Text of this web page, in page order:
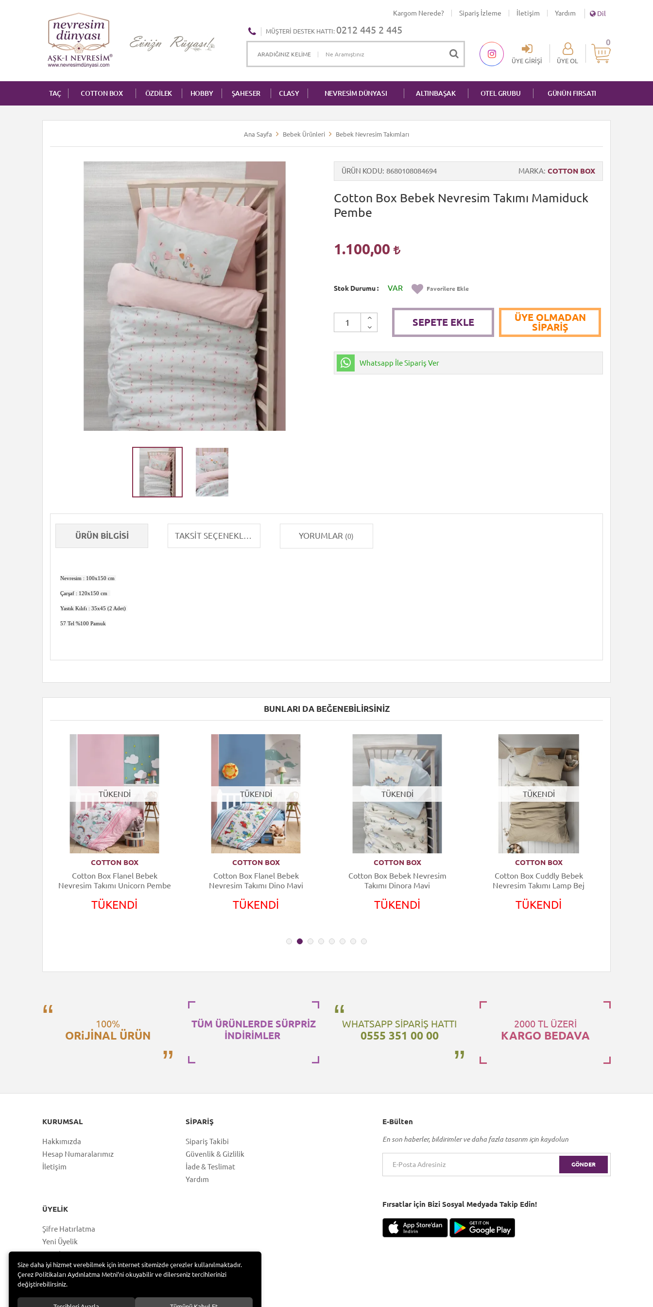
Kargom Nerede? Sipariş İzleme İletişim Yardım Dil
0
ÜYE GIRIŞI ÜYE OL
MÜŞTERI DESTEK HATTI: 0212 445 2 445
TAÇ COTTON BOX ÖZDİLEK HOBBY ŞAHESER CLASY NEVRESİM DÜNYASI ALTINBAŞAK OTEL GRUBU GÜNÜN FIRSATI
Ana Sayfa Bebek Ürünleri Bebek Nevresim Takımları
ÜRÜN KODU 8680108084694 MARKA COTTON BOX
Cotton Box Bebek Nevresim Takımı Mamiduck
Pembe
1.100,00
Stok Durumu VAR Favorilere Ekle
SEPETE EKLE
ÜYE OLMADAN
SIPARIŞ
Whatsapp İle Sipariş Ver
ÜRÜN BILGISI TAKSIT SEÇENEKLERI YORUMLAR (0)
Nevresim : 100x150 cm
Çarşaf : 120x150 cm
Yastık Kılıfı : 35x45 (2 Adet)
57 Tel %100 Pamuk
BUNLARI DA BEĞENEBILIRSINIZ
TÜKENDİ
COTTON BOX
Cotton Box Flanel Bebek
Nevresim Takımı Unicorn Pembe
TÜKENDİ
TÜKENDİ
COTTON BOX
Cotton Box Flanel Bebek
Nevresim Takımı Dino Mavi
TÜKENDİ
TÜKENDİ
COTTON BOX
Cotton Box Bebek Nevresim
Takımı Dinora Mavi
TÜKENDİ
TÜKENDİ
COTTON BOX
Cotton Box Cuddly Bebek
Nevresim Takımı Lamp Bej
TÜKENDİ
100%
ORiJİNAL ÜRÜN
TÜM ÜRÜNLERDE SÜRPRİZ
İNDİRİMLER
WHATSAPP SİPARİŞ HATTI
0555 351 00 00
2000 TL ÜZERİ
KARGO BEDAVA
KURUMSAL
Hakkımızda
Hesap Numaralarımız
İletişim
SIPARIŞ
Sipariş Takibi
Güvenlik & Gizlilik
İade & Teslimat
Yardım
ÜYELIK
Şifre Hatırlatma
Yeni Üyelik
Hesabım
Üye Girişi
E-Bülten
En son haberler, bildirimler ve daha fazla tasarım için kaydolun
GÖNDER
Fırsatlar için Bizi Sosyal Medyada Takip Edin!
Size daha iyi hizmet verebilmek için internet sitemizde çerezler kullanılmaktadır.
Çerez Politikaları Aydınlatma Metni’ni okuyabilir ve dilerseniz tercihlerinizi
değiştirebilirsiniz.